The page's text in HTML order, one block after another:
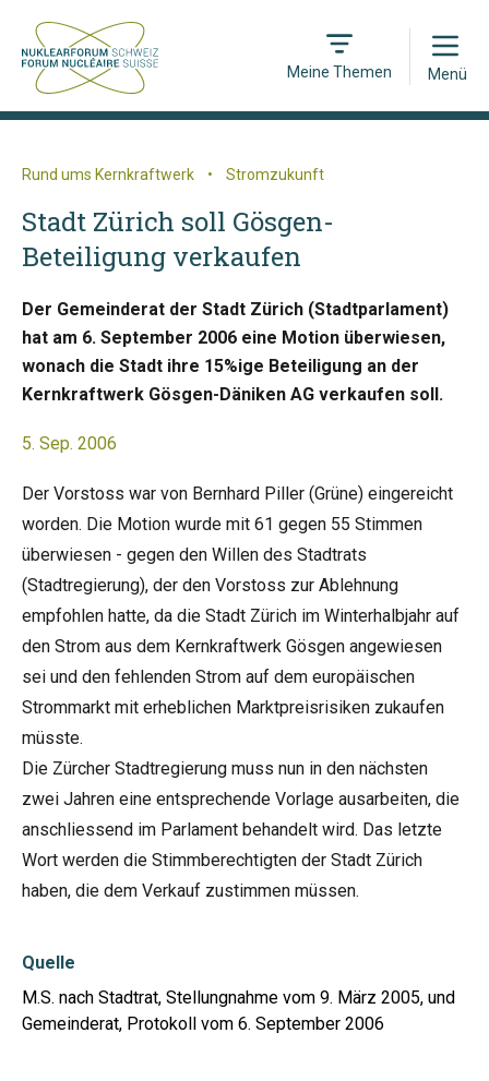
Meine Themen
Open
Menü
Rund ums Kernkraftwerk • Stromzukunft
Stadt Zürich soll Gösgen-
Beteiligung verkaufen
Der Gemeinderat der Stadt Zürich (Stadtparlament)
hat am 6. September 2006 eine Motion überwiesen,
wonach die Stadt ihre 15%ige Beteiligung an der
Kernkraftwerk Gösgen-Däniken AG verkaufen soll.
5. Sep. 2006
Der Vorstoss war von Bernhard Piller (Grüne) eingereicht
worden. Die Motion wurde mit 61 gegen 55 Stimmen
überwiesen - gegen den Willen des Stadtrats
(Stadtregierung), der den Vorstoss zur Ablehnung
empfohlen hatte, da die Stadt Zürich im Winterhalbjahr auf
den Strom aus dem Kernkraftwerk Gösgen angewiesen
sei und den fehlenden Strom auf dem europäischen
Strommarkt mit erheblichen Marktpreisrisiken zukaufen
müsste.
Die Zürcher Stadtregierung muss nun in den nächsten
zwei Jahren eine entsprechende Vorlage ausarbeiten, die
anschliessend im Parlament behandelt wird. Das letzte
Wort werden die Stimmberechtigten der Stadt Zürich
haben, die dem Verkauf zustimmen müssen.
Quelle
M.S. nach Stadtrat, Stellungnahme vom 9. März 2005, und
Gemeinderat, Protokoll vom 6. September 2006